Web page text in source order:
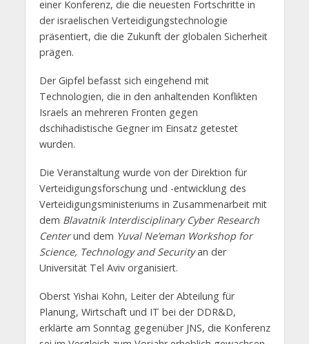
einer Konferenz, die die neuesten Fortschritte in
der israelischen Verteidigungstechnologie
präsentiert, die die Zukunft der globalen Sicherheit
prägen.
Der Gipfel befasst sich eingehend mit
Technologien, die in den anhaltenden Konflikten
Israels an mehreren Fronten gegen
dschihadistische Gegner im Einsatz getestet
wurden.
Die Veranstaltung wurde von der Direktion für
Verteidigungsforschung und -entwicklung des
Verteidigungsministeriums in Zusammenarbeit mit
dem Blavatnik Interdisciplinary Cyber Research
Centerund dem Yuval Ne’eman Workshop for
Science, Technology and Securityan der
Universität Tel Aviv organisiert.
Oberst Yishai Kohn, Leiter der Abteilung für
Planung, Wirtschaft und IT bei der DDR&D,
erklärte am Sonntag gegenüber JNS, die Konferenz